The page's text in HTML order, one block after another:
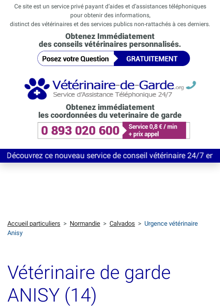
Ce site est un service privé payant d’aides et d’assistances téléphoniques
pour obtenir des informations,
distinct des vétérinaires et des services publics non-rattachés à ces derniers.
Obtenez Immédiatement
des conseils vétérinaires personnalisés.
Obtenez immédiatement
les coordonnées du veterinaire de garde
ce nouveau service de conseil vétérinaire 24/7 entièrement
Accueil particuliers > Normandie > Calvados > Urgence vétérinaire
Anisy
Vétérinaire de garde
ANISY (14)